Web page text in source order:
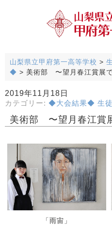
山梨県立甲府第一高等学校 >
◆ > 美術部 〜望月春江賞展
2019年11月18日
カテゴリー: ◆大会結果◆ 生
美術部 〜望月春江賞
「雨宙」